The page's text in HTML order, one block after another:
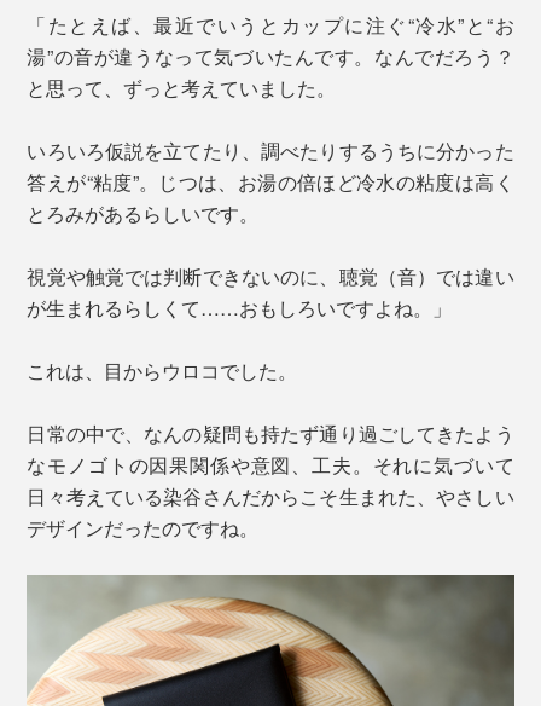
「たとえば、最近でいうとカップに注ぐ“冷水”と“お
湯”の音が違うなって気づいたんです。なんでだろう？
と思って、ずっと考えていました。
いろいろ仮説を立てたり、調べたりするうちに分かった
答えが“粘度”。じつは、お湯の倍ほど冷水の粘度は高く
とろみがあるらしいです。
視覚や触覚では判断できないのに、聴覚（音）では違い
が生まれるらしくて……おもしろいですよね。」
これは、目からウロコでした。
日常の中で、なんの疑問も持たず通り過ごしてきたよう
なモノゴトの因果関係や意図、工夫。それに気づいて
日々考えている染谷さんだからこそ生まれた、やさしい
デザインだったのですね。